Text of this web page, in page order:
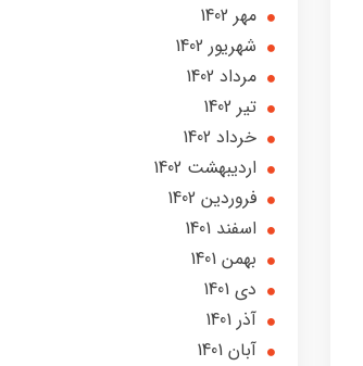
مهر 1402
شهریور 1402
مرداد 1402
تير 1402
خرداد 1402
ارديبهشت 1402
فروردین 1402
اسفند 1401
بهمن 1401
دی 1401
آذر 1401
آبان 1401